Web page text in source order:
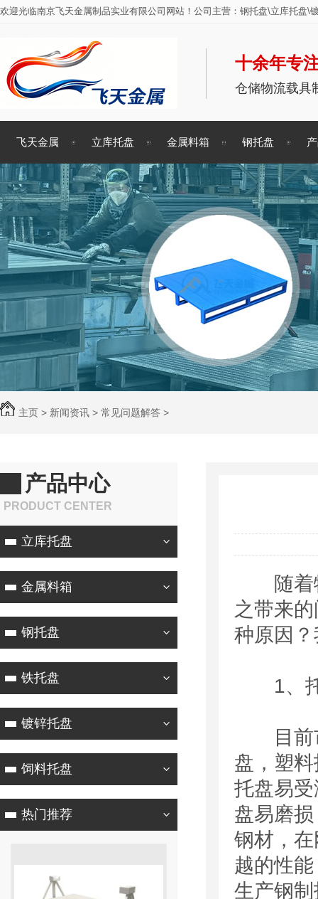
欢迎光临南京飞天金属制品实业有限公司网站！公司主营：钢托盘\立库托盘\
十余年专
仓储物流载具
飞天金属 立库托盘 金属料箱 钢托盘
主页 > 新闻资讯 > 常见问题解答 >
产品中心
PRODUCT CENTER
立库托盘
金属料箱
钢托盘
铁托盘
镀锌托盘
饲料托盘
热门推荐
随着物
之带来
种原因
1、托
目前市
盘，塑
托盘易
盘易磨
钢材，
越的性
生产钢